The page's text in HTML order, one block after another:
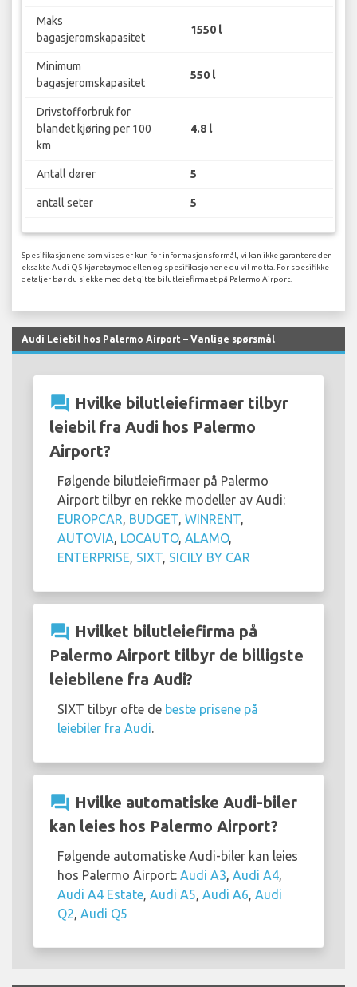
Maks
bagasjeromskapasitet
1550 l
Minimum
bagasjeromskapasitet
550 l
Drivstofforbruk for
blandet kjøring per 100
km
4.8 l
Antall dører 5
antall seter 5
Spesifikasjonene som vises er kun for informasjonsformål, vi kan ikke garantere den
eksakte Audi Q5 kjøretøymodellen og spesifikasjonene du vil motta. For spesifikke
detaljer bør du sjekke med det gitte bilutleiefirmaet på Palermo Airport.
Audi Leiebil hos Palermo Airport – Vanlige spørsmål
question_answer Hvilke bilutleiefirmaer tilbyr
leiebil fra Audi hos Palermo
Airport?
Følgende bilutleiefirmaer på Palermo
Airport tilbyr en rekke modeller av Audi:
EUROPCAR BUDGET WINRENT
AUTOVIA LOCAUTO, ALAMO,
ENTERPRISE SIXT SICILY BY CAR
question_answer Hvilket bilutleiefirma på
Palermo Airport tilbyr de billigste
leiebilene fra Audi?
SIXT tilbyr ofte de beste prisene på
leiebiler fra Audi
question_answer Hvilke automatiske Audi-biler
kan leies hos Palermo Airport?
Følgende automatiske Audi-biler kan leies
hos Palermo Airport: Audi A3 Audi A4
Audi A4 Estate Audi A5 Audi A6 Audi
Q2 Audi Q5